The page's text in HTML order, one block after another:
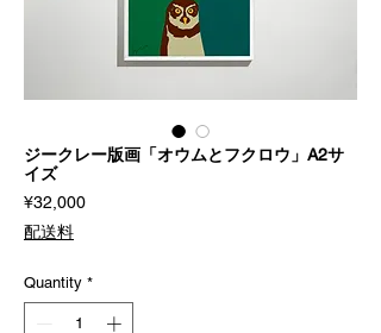
ジークレー版画「オウムとフクロウ」A2サ
イズ
¥32,000Price
配送料
Quantity *